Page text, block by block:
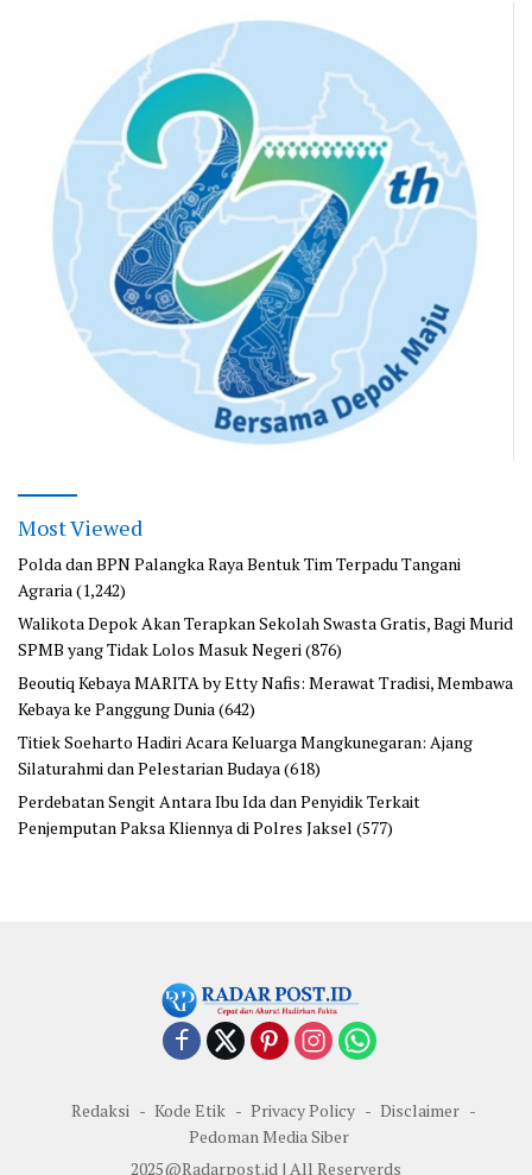
Most Viewed
Polda dan BPN Palangka Raya Bentuk Tim Terpadu Tangani
Agraria(1,242)
Walikota Depok Akan Terapkan Sekolah Swasta Gratis, Bagi Murid
SPMB yang Tidak Lolos Masuk Negeri(876)
Beoutiq Kebaya MARITA by Etty Nafis: Merawat Tradisi, Membawa
Kebaya ke Panggung Dunia(642)
Titiek Soeharto Hadiri Acara Keluarga Mangkunegaran: Ajang
Silaturahmi dan Pelestarian Budaya(618)
Perdebatan Sengit Antara Ibu Ida dan Penyidik Terkait
Penjemputan Paksa Kliennya di Polres Jaksel (577)
Redaksi Kode Etik Privacy Policy
Disclaimer
Pedoman Media Siber
2025@Radarpost.id | All Reserverds